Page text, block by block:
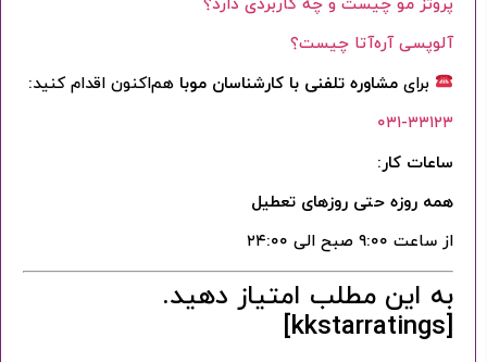
پروتز مو چیست و چه کاربردی دارد؟
آلوپسی آره‌آتا چیست؟
برایمشاوره تلفنی با کارشناسان موبا هم‌اکنون اقدام کنید:
۰۳۱-۳۳۱۲۳
ساعات کار:
همه روزه حتی روزهای تعطیل
از ساعت ۹:۰۰ صبح الی ۲۴:۰۰
به این مطلب امتیاز دهید.
[kkstarratings]